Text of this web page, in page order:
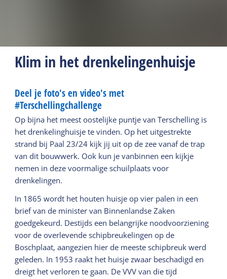
Klim in het drenkelingenhuisje
Deel je foto's en video's met
#Terschellingchallenge
Op bijna het meest oostelijke puntje van Terschelling is
het drenkelinghuisje te vinden. Op het uitgestrekte
strand bij Paal 23/24 kijk jij uit op de zee vanaf de trap
van dit bouwwerk. Ook kun je vanbinnen een kijkje
nemen in deze voormalige schuilplaats voor
drenkelingen.
In 1865 wordt het houten huisje op vier palen in een
brief van de minister van Binnenlandse Zaken
goedgekeurd. Destijds een belangrijke noodvoorziening
voor de overlevende schipbreukelingen op de
Boschplaat, aangezien hier de meeste schipbreuk werd
geleden. In 1953 raakt het huisje zwaar beschadigd en
dreigt het verloren te gaan. De VVV van die tijd